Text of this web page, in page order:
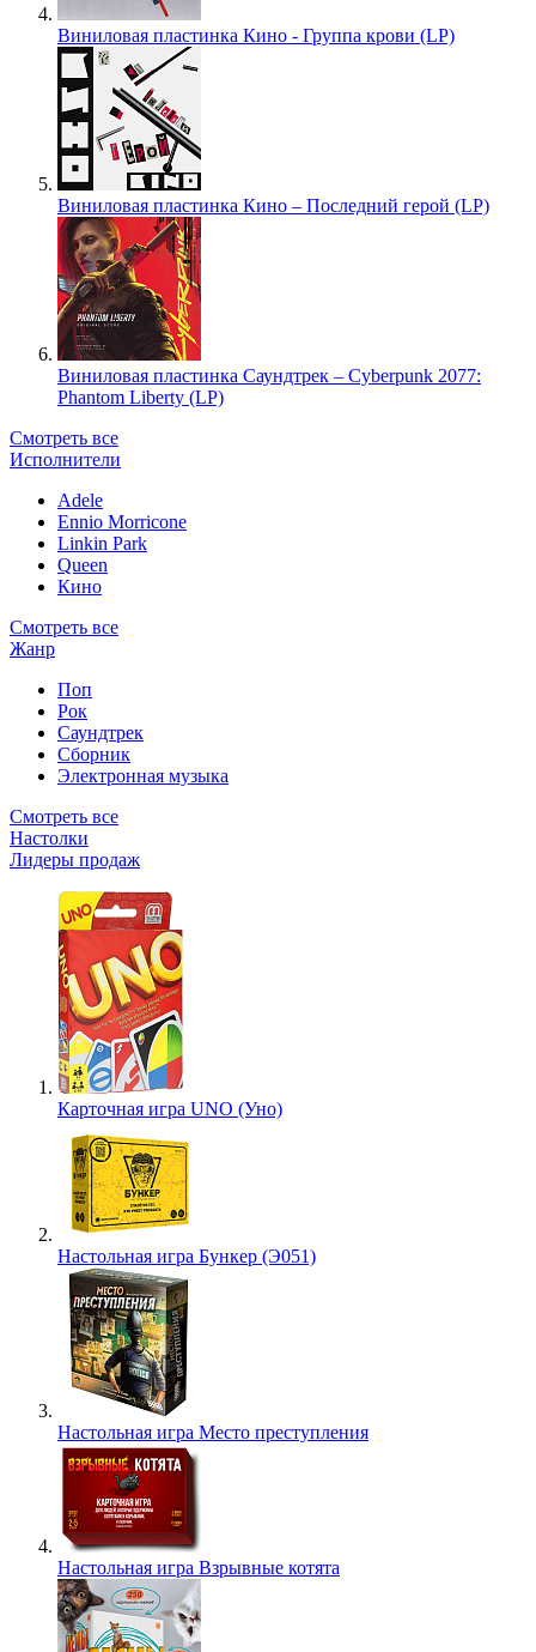
Виниловая пластинка Кино - Группа крови (LP)
Виниловая пластинка Кино – Последний герой (LP)
Виниловая пластинка Саундтрек – Cyberpunk 2077:
Phantom Liberty (LP)
Смотреть все
Исполнители
Adele
Ennio Morricone
Linkin Park
Queen
Кино
Смотреть все
Жанр
Поп
Рок
Саундтрек
Сборник
Электронная музыка
Смотреть все
Настолки
Лидеры продаж
Карточная игра UNO (Уно)
Настольная игра Бункер (Э051)
Настольная игра Место преступления
Настольная игра Взрывные котята